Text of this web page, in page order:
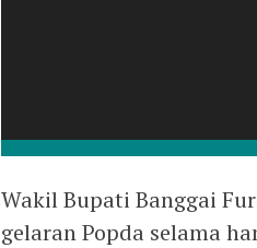
Wakil Bupati Banggai
gelaran Popda selama